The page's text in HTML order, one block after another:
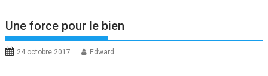
Une force pour le bien
24 octobre 2017 Edward